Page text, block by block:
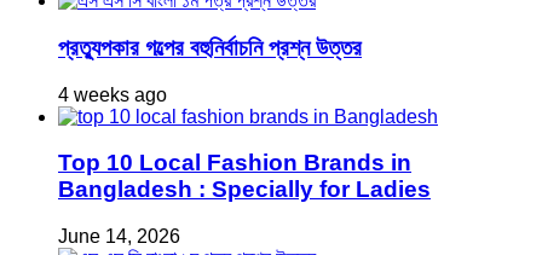
প্রত্যুপকার গল্পের বহুনির্বাচনি প্রশ্ন উত্তর
4 weeks ago
Top 10 Local Fashion Brands in
Bangladesh : Specially for Ladies
June 14, 2026